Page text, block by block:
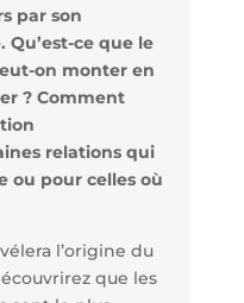
par son
Qu’est-ce que le
on monter en
? Comment
relations qui
ou pour celles où
l’origine du
que les